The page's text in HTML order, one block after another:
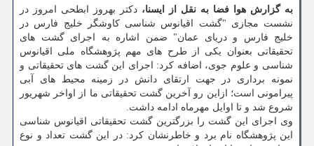
به گزارش هوا فضا به نقل از ایسنا، دکتر بهروز ابطحی امروز در
نشست مجازی "گشت اقیانوس شناسی کاوشگر خلیج فارس در
خلیج فارس و دریای عمان" ضمن اشاره به اجرای گشت های
تحقیقاتی بعنوان یکی از طرح های مهم پژوهشگاه ملی اقیانوس
شناسی و علوم جوی، اضافه کرد: اجرای این گشت های تحقیقاتی و
نمونه برداری در جهت ارتقای دانش در زمینه محیط های آبی
پیرامونی است؛ ازاین رو آخرین گشت تحقیقاتی ما از اواخر شهریور
شروع شد و تا اوایل مهرماه ادامه داشت.
وی اجرای این گشت را بزرگترین گشت تحقیقاتی اقیانوس شناسی
این پژوهشگاه نام برد و خاطرنشان کرد: در این گشت تعداد و نوع